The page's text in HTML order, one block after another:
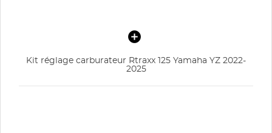
Kit réglage carburateur Rtraxx 125 Yamaha YZ 2022-
2025